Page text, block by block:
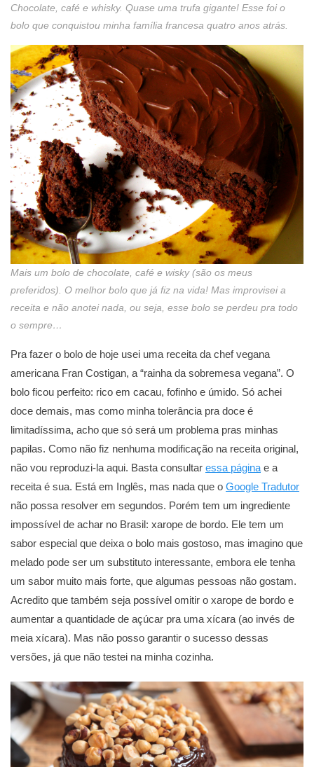
Chocolate, café e whisky. Quase uma trufa gigante! Esse foi o
bolo que conquistou minha família francesa quatro anos atrás.
Mais um bolo de chocolate, café e wisky (são os meus
preferidos). O melhor bolo que já fiz na vida! Mas improvisei a
receita e não anotei nada, ou seja, esse bolo se perdeu pra todo
o sempre…
Pra fazer o bolo de hoje usei uma receita da chef vegana
americana Fran Costigan, a “rainha da sobremesa vegana”. O
bolo ficou perfeito: rico em cacau, fofinho e úmido. Só achei
doce demais, mas como minha tolerância pra doce é
limitadíssima, acho que só será um problema pras minhas
papilas. Como não fiz nenhuma modificação na receita original,
não vou reproduzi-la aqui. Basta consultar essa página e a
receita é sua. Está em Inglês, mas nada que o Google Tradutor
não possa resolver em segundos. Porém tem um ingrediente
impossível de achar no Brasil: xarope de bordo. Ele tem um
sabor especial que deixa o bolo mais gostoso, mas imagino que
melado pode ser um substituto interessante, embora ele tenha
um sabor muito mais forte, que algumas pessoas não gostam.
Acredito que também seja possível omitir o xarope de bordo e
aumentar a quantidade de açúcar pra uma xícara (ao invés de
meia xícara). Mas não posso garantir o sucesso dessas
versões, já que não testei na minha cozinha.